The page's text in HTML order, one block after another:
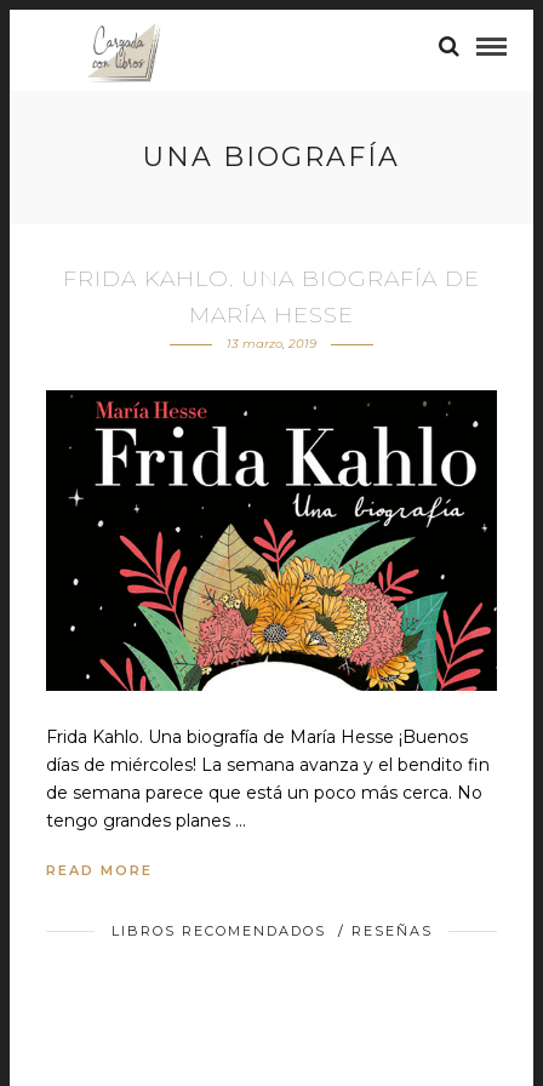
UNA BIOGRAFÍA
FRIDA KAHLO. UNA BIOGRAFÍA DE
MARÍA HESSE
13 marzo, 2019
Frida Kahlo. Una biografía de María Hesse ¡Buenos
días de miércoles! La semana avanza y el bendito fin
de semana parece que está un poco más cerca. No
tengo grandes planes …
READ MORE
LIBROS RECOMENDADOS / RESEÑAS